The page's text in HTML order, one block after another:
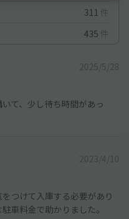
311 件
435 件
2025/5/28
て、少し待ち時間があっ
2023/4/10
つけて入庫する必要があり
車料金で助かりました。